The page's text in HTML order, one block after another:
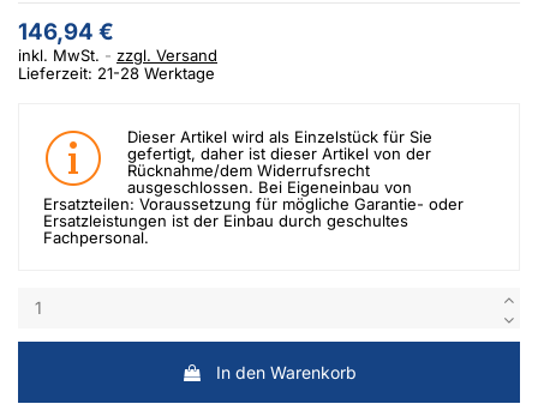
146,94 €
inkl. MwSt.
zzgl. Versand
Lieferzeit: 21-28 Werktage
Dieser Artikel wird als Einzelstück für Sie
gefertigt, daher ist dieser Artikel von der
Rücknahme/dem Widerrufsrecht
ausgeschlossen. Bei Eigeneinbau von
Ersatzteilen: Voraussetzung für mögliche Garantie- oder
Ersatzleistungen ist der Einbau durch geschultes
Fachpersonal.
In den Warenkorb